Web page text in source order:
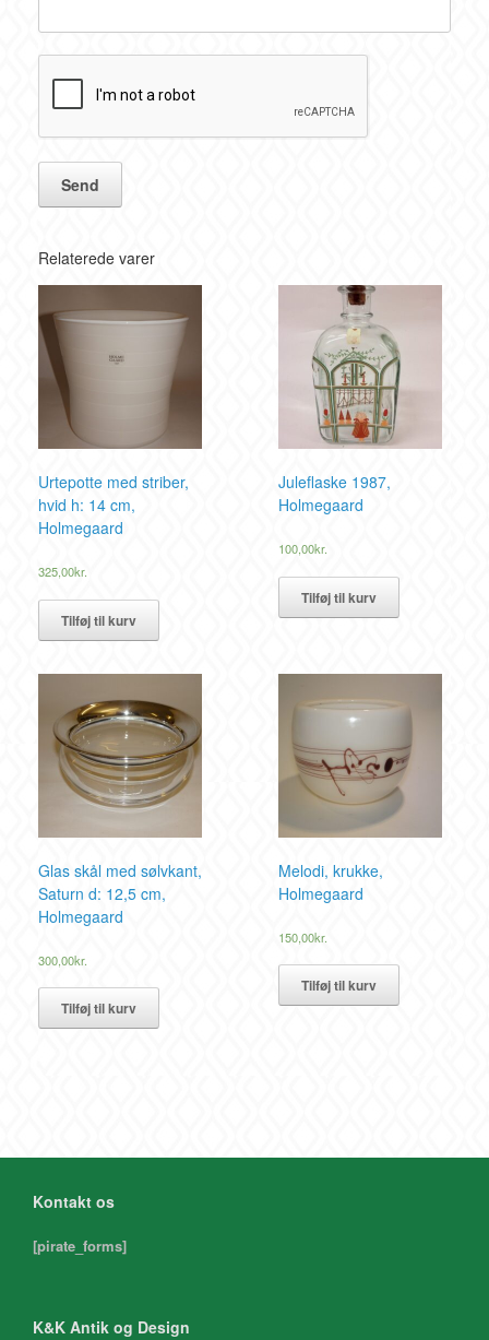
Relaterede varer
Urtepotte med striber,
hvid h: 14 cm,
Holmegaard
325,00kr.
Tilføj til kurv
Juleflaske 1987,
Holmegaard
100,00kr.
Tilføj til kurv
Glas skål med sølvkant,
Saturn d: 12,5 cm,
Holmegaard
300,00kr.
Tilføj til kurv
Melodi, krukke,
Holmegaard
150,00kr.
Tilføj til kurv
Kontakt os
[pirate_forms]
K&K Antik og Design